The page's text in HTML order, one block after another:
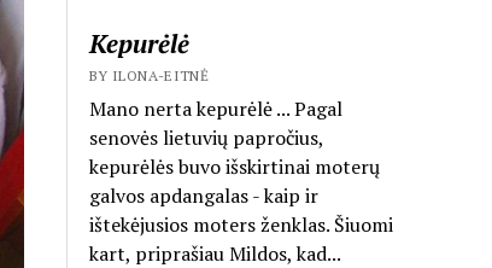
Kepurėlė
BY ILONA-EITNĖ
Mano nerta kepurėlė ... Pagal
senovės lietuvių papročius,
kepurėlės buvo išskirtinai moterų
galvos apdangalas - kaip ir
ištekėjusios moters ženklas. Šiuomi
kart, priprašiau Mildos, kad...